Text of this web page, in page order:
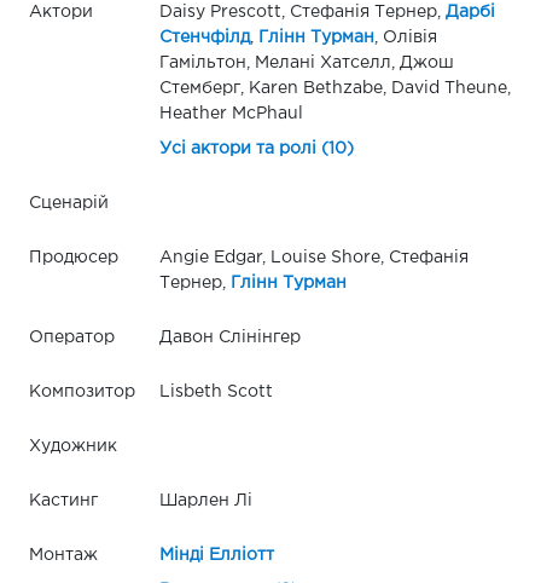
Актори Daisy Prescott, Стефанія Тернер, Дарбі
Стенчфілд, Глінн Турман , Олівія
Гамільтон, Мелані Хатселл, Джош
Стемберг, Karen Bethzabe, David Theune,
Heather McPhaul
Усі актори та ролі (10)
Сценарій
Продюсер
Angie Edgar, Louise Shore, Стефанія
Тернер,
Глінн Турман
Оператор Давон Слінінгер
Композитор Lisbeth Scott
Художник
Кастинг Шарлен Лі
Монтаж Мінді Елліотт